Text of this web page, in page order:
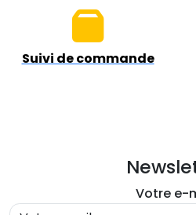
Suivi de commande
Votre e-